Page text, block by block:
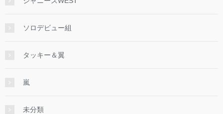
ソロデビュー組
タッキー＆翼
嵐
未分類